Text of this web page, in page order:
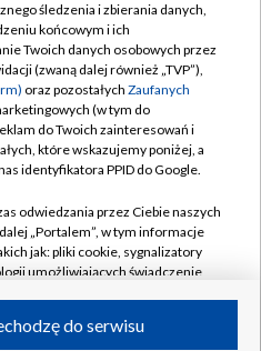
TVP
TVP
prywatności
zgody
śledzenia i zbierania danych,
końcowym i ich
Twoich danych osobowych przez
(zwaną dalej również „TVP”),
oraz pozostałych Zaufanych
(w tym do
do Twoich zainteresowań i
które wskazujemy poniżej, a
identyfikatora PPID do Google.
odwiedzania przez Ciebie naszych
„Portalem”, w tym informacje
jak: pliki cookie, sygnalizatory
umożliwiających świadczenie
do serwisu